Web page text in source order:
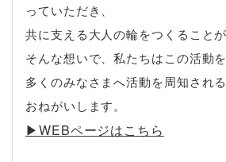
っていただき、
共に支える大人の輪をつくることが
そんな想いで、私たちはこの活動
多くのみなさまへ活動を周知され
おねがいします。
▶︎WEBページはこちら